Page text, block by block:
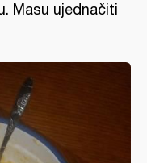
Masu ujednačiti